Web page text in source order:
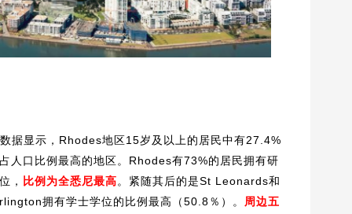
据显示，Rhodes地区15岁及以上的居民中有27.4%
人口比例最高的地区。 Rhodes有73%的居民拥有研
，
比例为全悉尼最高。紧随其后的是St Leonards和
拥有学士学位的比例最高（50.8％）。 周边五